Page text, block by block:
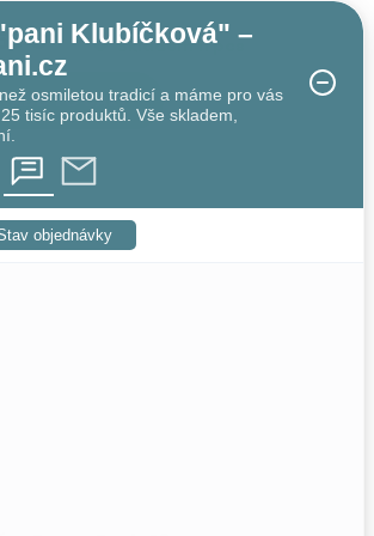
€ Skladem11 pcs
ADD TO CART
Klubíčková" –
osmiletou tradicí a máme pro vás
tisíc produktů. Vše skladem,
objednávky